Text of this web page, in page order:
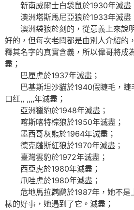
新南威爾士白袋鼠於1930年滅盡
澳洲塔斯馬尼亞狼於1933年滅盡
澳洲袋狼於刻的，從意義上來說
好的，但每次老闆都是由別人介紹的
釋其名字的真實含義，所以偉哥將成
盡；
巴厘虎於1937年滅盡；
巴基斯坦沙貓於1940假睫毛，睫
口红,, ,,,,年滅盡；
亞洲獵豹於1948年滅盡；
喀斯喀特棕狼於1950年滅盡；
墨西哥灰熊於1964年滅盡；
德克薩斯紅狼於1970年滅盡；
臺灣雲豹於1972年滅盡；
西亞虎於1980年滅盡；
爪哇虎於1980年滅盡；
危地馬拉䴙䴘於1987年，她不是
樣的好事，她遇到了它。滅盡；